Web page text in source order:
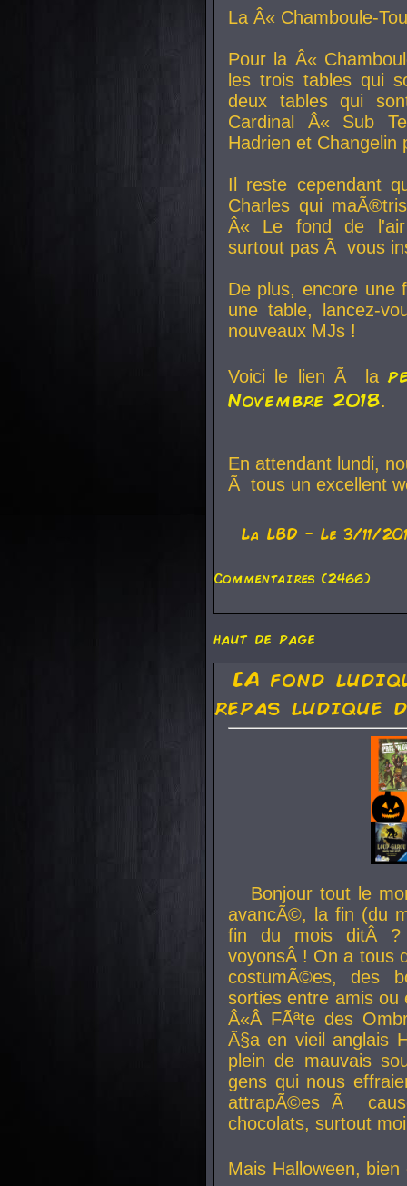
La Â« Chamboule-
Pour la Â«
les trois tables qui
deux tables qui
Cardinal
Â« Sub
Hadrien et Changelin
Il reste cependant
Charles qui
Â« Le fond de
surtout pas Ã vous
De plus, encore une
une table, lancez-
nouveaux MJs !
Voici le lien Ã la
Novembre 2018.
En attendant lundi,
Ã tous un excellent
La LBD - Le 3/11/
Commentaires (2466)
haut de page
[A fond
repas ludique
Bonjour tout le
avancÃ©, la fin (du
fin du mois ditÂ ?
voyonsÂ ! On a tous
costumÃ©es, des
sorties entre amis
Â«Â FÃªte des
Ã§a en vieil anglais
plein de mauvais
gens qui nous
attrapÃ©es Ã
chocolats, surtout
Mais Halloween, bien